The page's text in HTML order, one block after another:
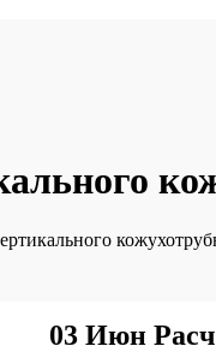
03 Июн